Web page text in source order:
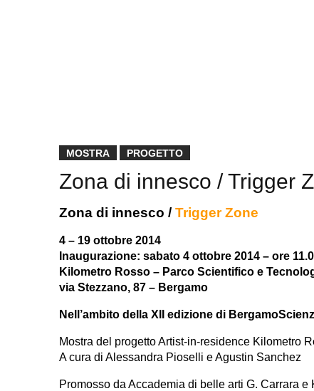
MOSTRA PROGETTO
Zona di innesco / Trigger
Zona di innesco / Trigger Zone
4 – 19 ottobre 2014
Inaugurazione: sabato 4 ottobre 2014 – ore
Kilometro Rosso – Parco Scientifico e
via Stezzano, 87 – Bergamo
Nell’ambito della XII edizione di
Mostra del progetto Artist-in-residence Kilometro
A cura di Alessandra Pioselli e Agustin Sanchez
Promosso da Accademia di belle arti G. Carrara e